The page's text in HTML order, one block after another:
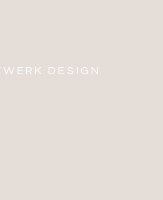
DESIGN